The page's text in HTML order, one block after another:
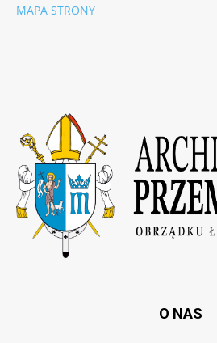
MAPA STRONY
O NAS